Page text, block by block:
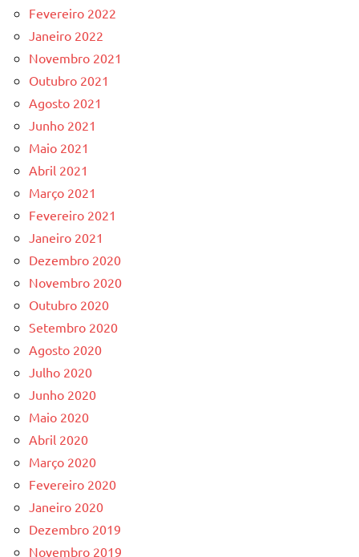
Fevereiro 2022
Janeiro 2022
Novembro 2021
Outubro 2021
Agosto 2021
Junho 2021
Maio 2021
Abril 2021
Março 2021
Fevereiro 2021
Janeiro 2021
Dezembro 2020
Novembro 2020
Outubro 2020
Setembro 2020
Agosto 2020
Julho 2020
Junho 2020
Maio 2020
Abril 2020
Março 2020
Fevereiro 2020
Janeiro 2020
Dezembro 2019
Novembro 2019